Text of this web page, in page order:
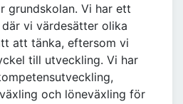
grundskolan. Vi har ett
vi värdesätter olika
att tänka, eftersom vi
till utveckling. Vi har
och löneväxling för